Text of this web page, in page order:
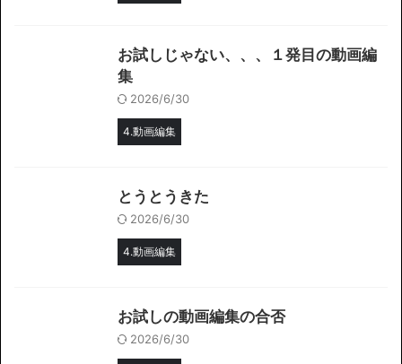
お試しじゃない、、、１発目の動画編
集
2026/6/30
4.動画編集
とうとうきた
2026/6/30
4.動画編集
お試しの動画編集の合否
2026/6/30